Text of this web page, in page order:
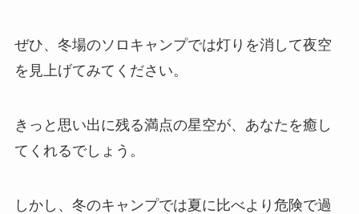
ぜひ、冬場のソロキャンプでは灯りを消して夜空
を見上げてみてください。
きっと思い出に残る満点の星空が、あなたを癒し
てくれるでしょう。
しかし、冬のキャンプでは夏に比べより危険で過